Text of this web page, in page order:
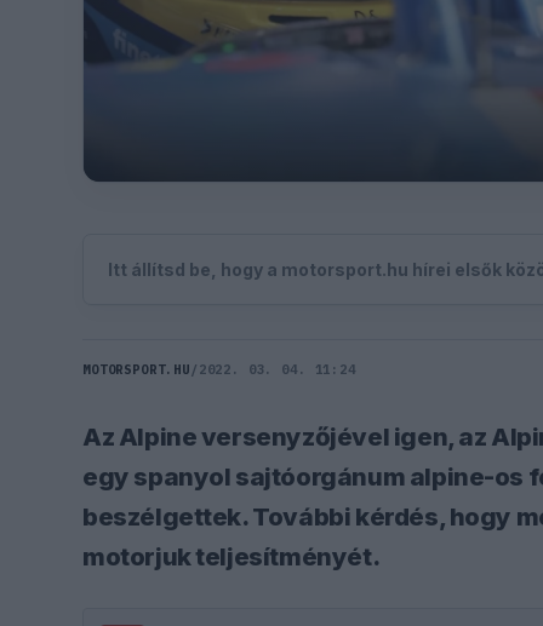
Itt állítsd be, hogy a motorsport.hu hírei elsők
MOTORSPORT.HU / 2022. 03. 04. 11:24
Az Alpine versenyzőjével igen, az
egy spanyol sajtóorgánum alpine-os
beszélgettek. További kérdés, hogy
motorjuk teljesítményét.